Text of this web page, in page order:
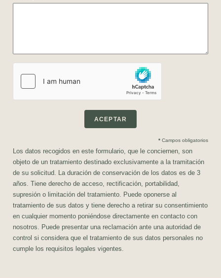
ACEPTAR
* Campos obligatorios
Los datos recogidos en este formulario, que le conciernen, son
objeto de un tratamiento destinado exclusivamente a la tramitación
de su solicitud. La duración de conservación de los datos es de 3
años. Tiene derecho de acceso, rectificación, portabilidad,
supresión o limitación del tratamiento. Puede oponerse al
tratamiento de sus datos y tiene derecho a retirar su consentimiento
en cualquier momento poniéndose directamente en contacto con
nosotros. Puede presentar una reclamación ante una autoridad de
control si considera que el tratamiento de sus datos personales no
cumple los requisitos legales vigentes.